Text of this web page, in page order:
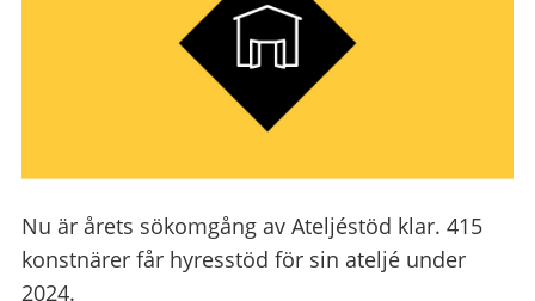
Nu är årets sökomgång av Ateljéstöd klar. 415
konstnärer får hyresstöd för sin ateljé under
2024.